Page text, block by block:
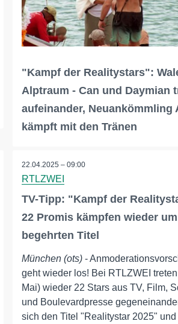
"Kampf der Realitystars":
Alptraum - Can und Daymian
aufeinander, Neuankömmling
kämpft mit den Tränen
22.04.2025 – 09:00
RTLZWEI
TV-Tipp: "Kampf der
22 Promis kämpfen wieder
begehrten Titel
München (ots) -
geht wieder los! Bei RTLZWEI
Mai) wieder 22 Stars aus TV, Film,
und Boulevardpresse
sich den Titel "Realitystar 2025" und